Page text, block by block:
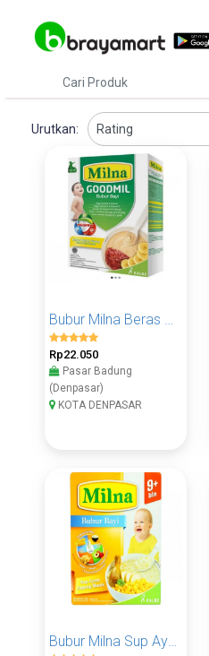
Urutkan:
Bubur Milna Beras Merah Pisang 120 Gram 1 Pcs
Rp22.050
Pasar Badung
(Denpasar)
KOTA DENPASAR
Bubur Milna Sup Ayam Jagung Manis 120 Gram 1 Pcs